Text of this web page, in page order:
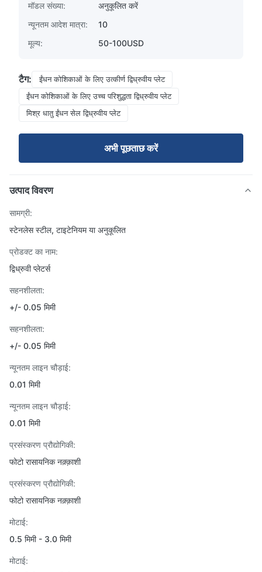
मॉडल संख्या:
अनुकूलित करें
न्यूनतम आदेश मात्रा:
10
मूल्य:
50-100USD
टैग:
ईंधन कोशिकाओं के लिए उत्कीर्ण द्विध्रुवीय प्लेट
ईंधन कोशिकाओं के लिए उच्च परिशुद्धता द्विध्रुवीय प्लेट
मिश्र धातु ईंधन सेल द्विध्रुवीय प्लेट
अभी पूछताछ करें
उत्पाद विवरण
सामग्री:
स्टेनलेस स्टील, टाइटेनियम या अनुकूलित
प्रोडक्ट का नाम:
द्विध्रुवी प्लेटर्स
सहनशीलता:
+/- 0.05 मिमी
सहनशीलता:
+/- 0.05 मिमी
न्यूनतम लाइन चौड़ाई:
0.01 मिमी
न्यूनतम लाइन चौड़ाई:
0.01 मिमी
प्रसंस्करण प्रौद्योगिकी:
फोटो रासायनिक नक़्क़ाशी
प्रसंस्करण प्रौद्योगिकी:
फोटो रासायनिक नक़्क़ाशी
मोटाई:
0.5 मिमी - 3.0 मिमी
मोटाई: